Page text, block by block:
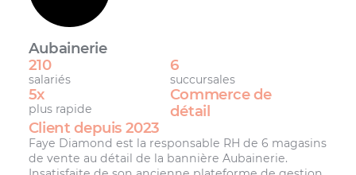
Aubainerie
210
salariés
6
succursales
5x
plus rapide
Commerce de
détail
Client depuis 2023
Faye Diamond est la responsable RH de 6 magasins
de vente au détail de la bannière Aubainerie.